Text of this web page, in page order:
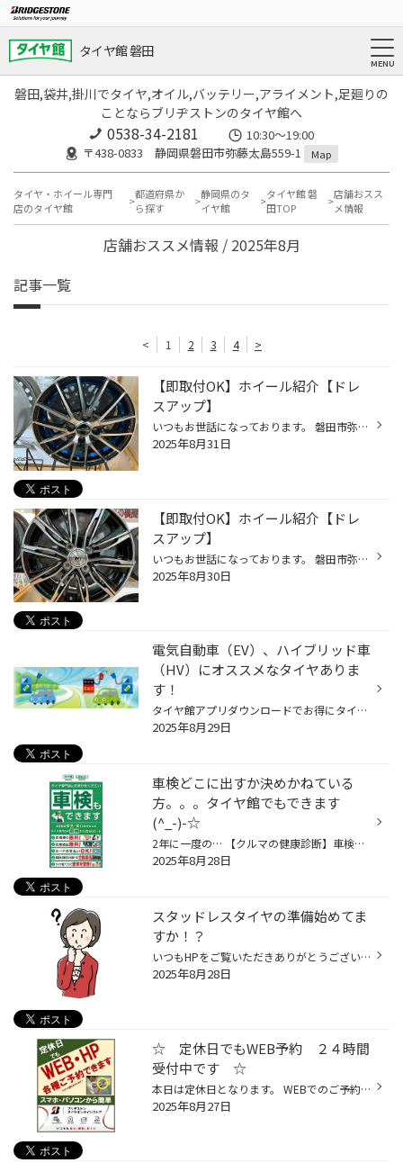
タイヤ館 磐田
磐田,袋井,掛川でタイヤ,オイル,バッテリー,アライメント,足廻りの
ことならブリヂストンのタイヤ館へ
0538-34-2181
10:30～19:00
〒438-0833 静岡県磐田市弥藤太島559-1
Map
タイヤ・ホイール専門
店のタイヤ館
都道府県か
ら探す
静岡県のタ
イヤ館
タイヤ館 磐
田TOP
店舗おスス
メ情報
店舗おススメ情報 / 2025年8月
記事一覧
< 1 2 3 4 >
【即取付OK】ホイール紹介【ドレ
スアップ】
いつもお世話になっております。 磐田市弥藤太島にあります、ブリヂストンタイヤの専門店タイヤ館 磐田」です。 【磐田 浜松 袋井 掛川 菊川 御前崎】のお客様、 いつもご来店頂き、誠にありがとうございます。m(_ _)m MID RX27 2×7本スポークの「RX27」幅広いサイズラインナップで車種を選ばず、多...
2025年8月31日
【即取付OK】ホイール紹介【ドレ
スアップ】
いつもお世話になっております。 磐田市弥藤太島にあります、ブリヂストンタイヤの専門店タイヤ館 磐田」です。 【磐田 浜松 袋井 掛川 菊川 御前崎】のお客様、 いつもご来店頂き、誠にありがとうございます。m(_ _)m JP-STYLE MJ-X [ジェイピースタイル エムジェイ クロス] スタンダードかつ飽き...
2025年8月30日
電気自動車（EV）、ハイブリッド車
（HV）にオススメなタイヤありま
す！
タイヤ館アプリダウンロードでお得にタイヤGET‼ ⇨こちらから⇦ 最近よく見かける電気自動車（EV）やハイブリッド車（HV）。 これらの車は従来の車とは走行性能や重量が異なるため、 タイヤにも専用の性能が求められます。 EVやハイブリッド車に乗っているけど、 「タイヤって何を選べばいいの？」 と...
2025年8月29日
車検どこに出すか決めかねている
方。。。タイヤ館でもできます
(^_-)-☆
2年に一度の… 【クルマの健康診断】車検はタイヤ館もやってます！まずは無料見積りを！ お車をお使いになられるうえで避けられないのが 24か月点検、【車検】です！ 通さないと公道を走ることが出来ないわけですが、 毎回車検を行うたびに、 「今回は幾らかかるかな…」 「交換部品は出てこないかな…...
2025年8月28日
スタッドレスタイヤの準備始めてま
すか！？
いつもHPをご覧いただきありがとうございます。 タイヤ館アプリダウンロードでお得にタイヤGET‼ こちらから 毎日暑い日が続いてますねι(´Д｀υ) 本日は少しでも涼しくなるように スタッドレスタイヤのお話をしたいと思います。 え・・・もうスタッドレスタイヤ？？？ と思う方もいると思います！！ ...
2025年8月28日
☆ 定休日でもWEB予約 ２４時間
受付中です ☆
本日は定休日となります。 WEBでのご予約は、定休日でも受け付けております！ ご利用お待ちしております WEB予約 タイヤ点検・安全点検/タイヤ履き替え/オイル交換/その他ピット作業の予約はこちらから>>>クリック 各種点検・オイル交換などその他ピット作業をご利用の場合は「ピット作業の予約」を...
2025年8月27日